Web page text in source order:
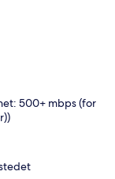
500+ mbps (for